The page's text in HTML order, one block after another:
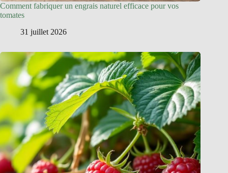
Comment fabriquer un engrais naturel efficace pour vos
tomates
31 juillet 2026